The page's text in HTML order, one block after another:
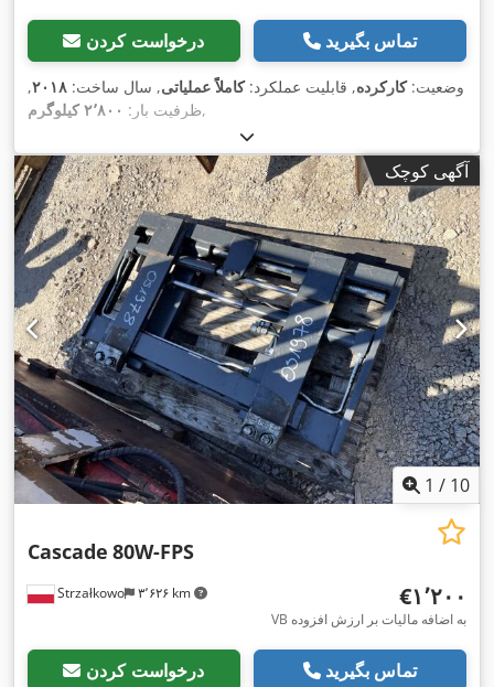
درخواست کردن تماس بگیرید
وضعیت:کارکرده, قابلیت عملکرد:کاملاً عملیاتی, سال ساخت: ۲۰۱۸,
ظرفیت بار: ۲٬۸۰۰ کیلوگرم ,
آگهی کوچک
1 / 10
Strzałkowo ۳٬۶۲۶ km
Cascade 80W-FPS
‎€۱٬۲۰۰
VB به اضافه مالیات بر ارزش افزوده
درخواست کردن تماس بگیرید